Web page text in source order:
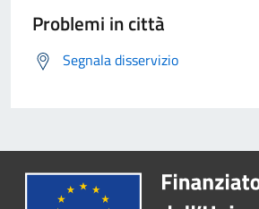
Problemi in città
Segnala disservizio